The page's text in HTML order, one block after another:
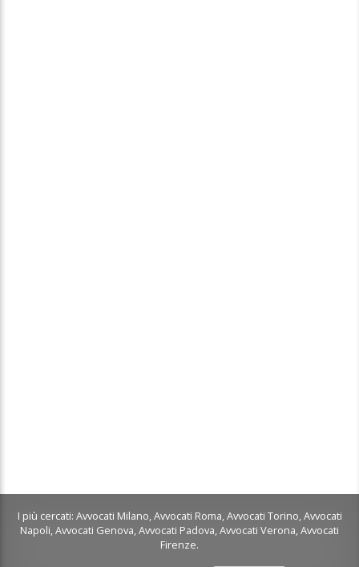
I più cercati: Avvocati Milano,Avvocati Roma,Avvocati Torino,Avvocati
Napoli,Avvocati Genova,Avvocati Padova,Avvocati Verona,Avvocati
Firenze.